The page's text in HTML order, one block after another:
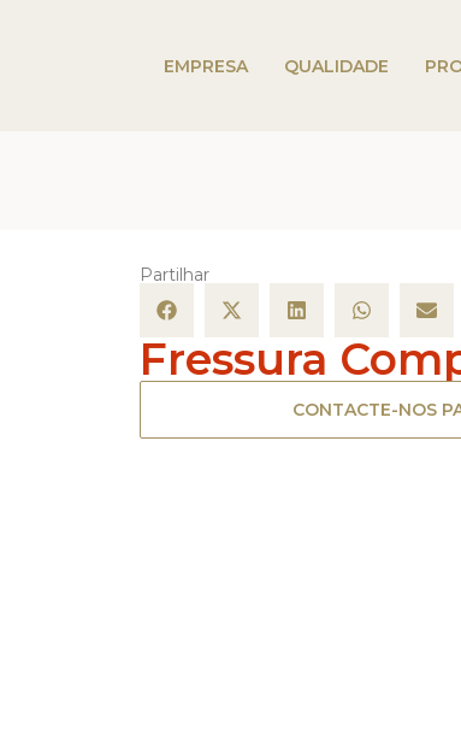
EMPRESA QUALIDADE
Partilhar
Fressura
CONTACTE-NOS